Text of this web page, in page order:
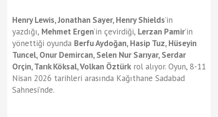
Henry Lewis, Jonathan Sayer, Henry Shields’in
yazdığı, Mehmet Ergen’in çevirdiği, Lerzan Pamir’in
yönettiği oyunda Berfu Aydoğan, Hasip Tuz, Hüseyin
Tuncel, Onur Demircan, Selen Nur Sarıyar, Serdar
Orçin, Tarık Köksal, Volkan Öztürkrol alıyor. Oyun, 8-11
Nisan 2026 tarihleri arasında Kağıthane Sadabad
Sahnesi’nde.